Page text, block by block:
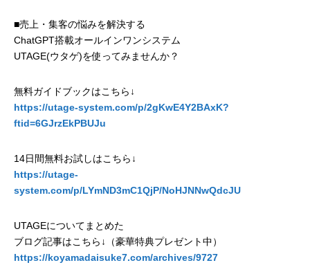
■売上・集客の悩みを解決する
ChatGPT搭載オールインワンシステム
UTAGE(ウタゲ)を使ってみませんか？
無料ガイドブックはこちら↓
https://utage-system.com/p/2gKwE4Y2BAxK?
ftid=6GJrzEkPBUJu
14日間無料お試しはこちら↓
https://utage-
system.com/p/LYmND3mC1QjP/NoHJNNwQdcJU
UTAGEについてまとめた
ブログ記事はこちら↓（豪華特典プレゼント中）
https://koyamadaisuke7.com/archives/9727